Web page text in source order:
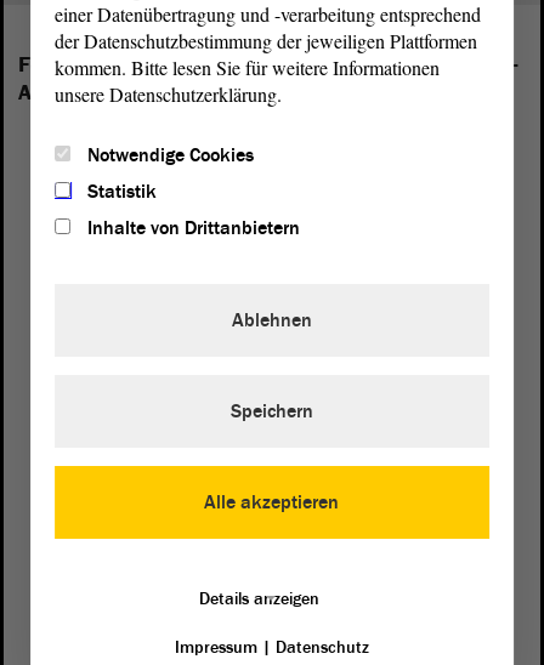
Folgende Fraktionen sind im Landtag von Sachsen-
Anhalt vertreten:
einer Datenübertragung und -verarbeitung entsprechend
der Datenschutzbestimmung der jeweiligen Plattformen
kommen. Bitte lesen Sie für weitere Informationen
unsere Datenschutzerklärung.
Notwendige Cookies
Statistik
Inhalte von Drittanbietern
Alle akzeptieren
Ablehnen
Speichern
Details anzeigen
Impressum| Datenschutz